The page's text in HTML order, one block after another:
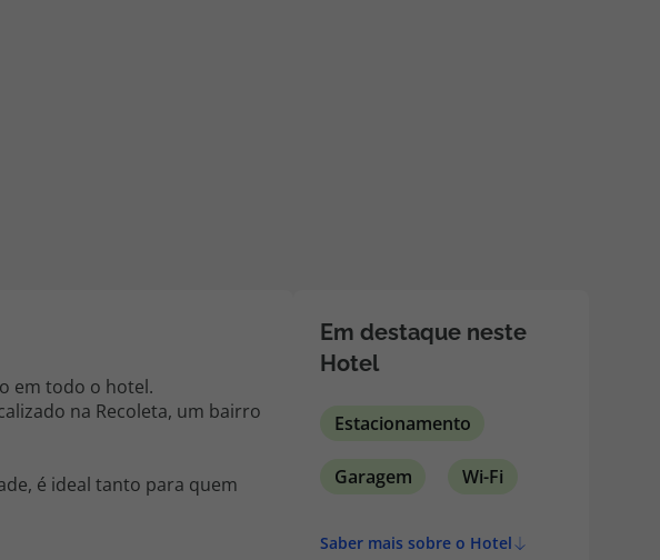
em todo o hotel.
na Recoleta, um bairro
é ideal tanto para quem
Em destaque neste
Hotel
Estacionamento
Garagem Wi-Fi
Saber mais sobre o Hotel